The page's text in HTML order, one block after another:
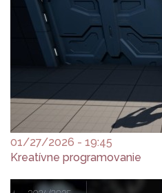
01/27/2026 - 19:45
Kreatívne programovanie